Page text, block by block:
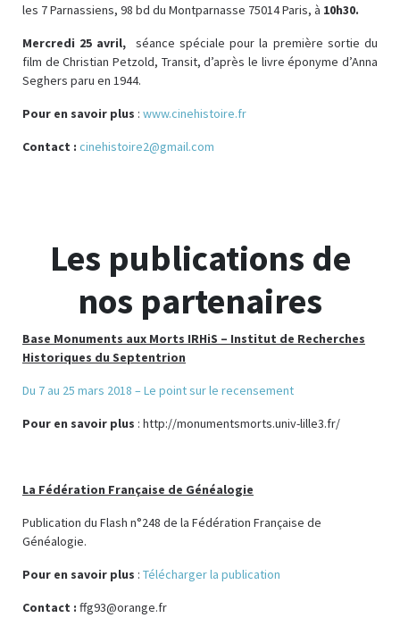
les 7 Parnassiens, 98 bd du Montparnasse 75014 Paris, à 10h30.
Mercredi 25 avril,
séance spéciale pour la première sortie du
film de Christian Petzold, Transit, d’après le livre éponyme d’Anna
Seghers paru en 1944.
Pour en savoir plus : www.cinehistoire.fr
Contact : cinehistoire2@gmail.com
Les publications de
nos partenaires
Base Monuments aux Morts IRHiS – Institut de Recherches
Historiques du Septentrion
Du 7 au 25 mars 2018 – Le point sur le recensement
Pour en savoir plus : http://monumentsmorts.univ-lille3.fr/
La Fédération Française de Généalogie
Publication du Flash n°248 de la Fédération Française de
Généalogie.
Pour en savoir plus : Télécharger la publication
Contact : ffg93@orange.fr